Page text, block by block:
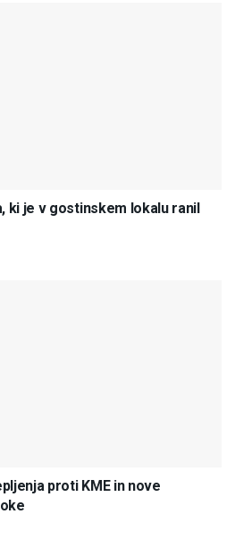
ki je v gostinskem lokalu ranil
proti KME in nove